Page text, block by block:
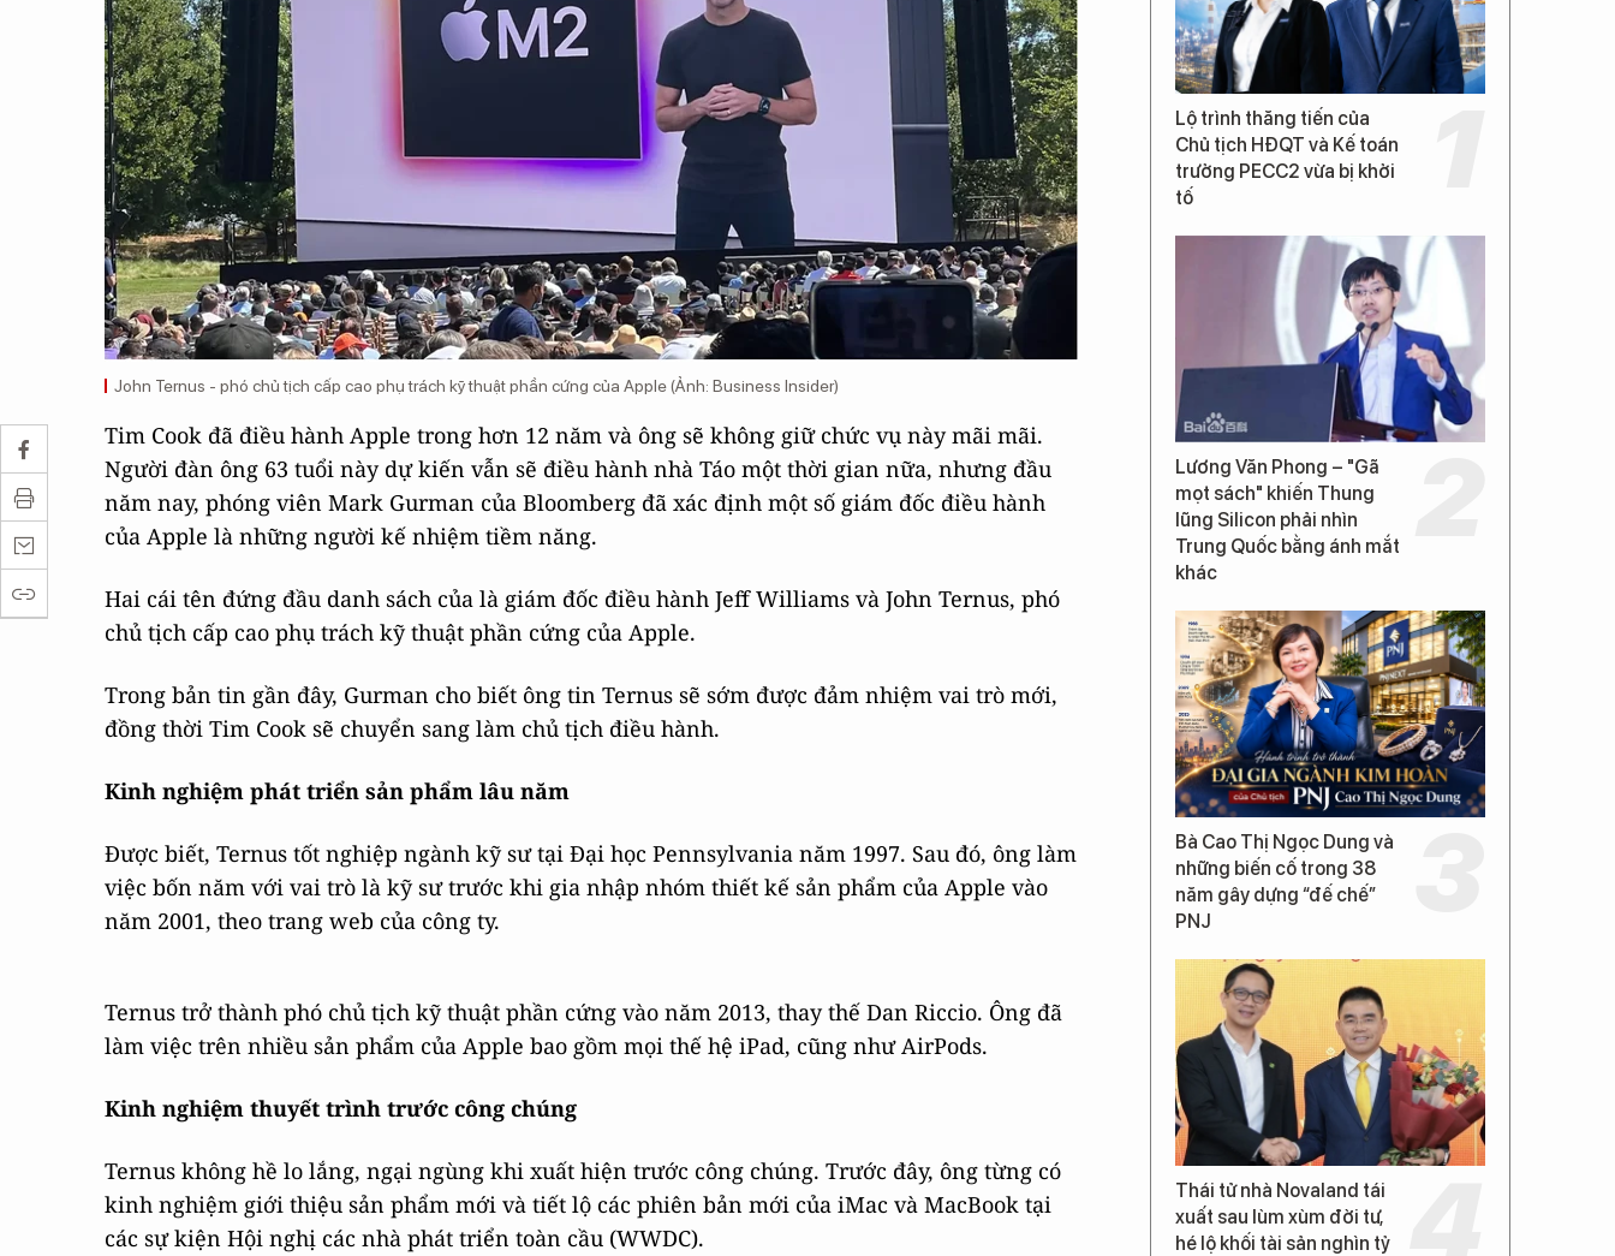
John Ternus - phó chủ tịch cấp cao phụ trách kỹ thuật phần cứng của Apple (Ảnh: Business Insider)
Tim Cook đã điều hành Apple trong hơn 12 năm và ông sẽ không giữ chức vụ này mãi mãi.
Người đàn ông 63 tuổi này dự kiến ​​vẫn sẽ điều hành nhà Táo một thời gian nữa, nhưng đầu
năm nay, phóng viên Mark Gurman của Bloomberg đã xác định một số giám đốc điều hành
của Apple là những người kế nhiệm tiềm năng.
Hai cái tên đứng đầu danh sách của là giám đốc điều hành Jeff Williams và John Ternus, phó
chủ tịch cấp cao phụ trách kỹ thuật phần cứng của Apple.
Trong bản tin gần đây, Gurman cho biết ông tin Ternus sẽ sớm được đảm nhiệm vai trò mới,
đồng thời Tim Cook sẽ chuyển sang làm chủ tịch điều hành.
Kinh nghiệm phát triển sản phẩm lâu năm
Được biết, Ternus tốt nghiệp ngành kỹ sư tại Đại học Pennsylvania năm 1997. Sau đó, ông làm
việc bốn năm với vai trò là kỹ sư trước khi gia nhập nhóm thiết kế sản phẩm của Apple vào
năm 2001, theo trang web của công ty.
Ternus trở thành phó chủ tịch kỹ thuật phần cứng vào năm 2013, thay thế Dan Riccio. Ông đã
làm việc trên nhiều sản phẩm của Apple bao gồm mọi thế hệ iPad, cũng như AirPods.
Kinh nghiệm thuyết trình trước công chúng
Ternus không hề lo lắng, ngại ngùng khi xuất hiện trước công chúng. Trước đây, ông từng có
kinh nghiệm giới thiệu sản phẩm mới và tiết lộ các phiên bản mới của iMac và MacBook tại
các sự kiện Hội nghị các nhà phát triển toàn cầu (WWDC).
Lộ trình thăng tiến của
Chủ tịch HĐQT và Kế toán
trưởng PECC2 vừa bị khởi
tố
Lương Văn Phong – "Gã
mọt sách" khiến Thung
lũng Silicon phải nhìn
Trung Quốc bằng ánh mắt
khác
Bà Cao Thị Ngọc Dung và
những biến cố trong 38
năm gây dựng “đế chế”
PNJ
Thái tử nhà Novaland tái
xuất sau lùm xùm đời tư,
hé lộ khối tài sản nghìn tỷ